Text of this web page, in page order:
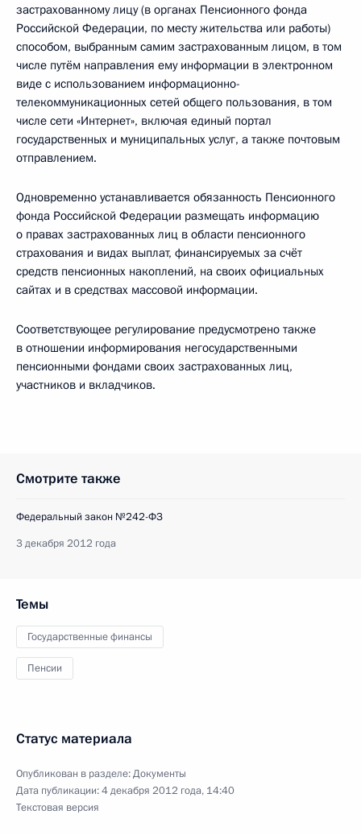
застрахованному лицу (в органах Пенсионного фонда
Российской Федерации, по месту жительства или работы)
способом, выбранным самим застрахованным лицом, в том
числе путём направления ему информации в электронном
виде с использованием информационно-
телекоммуникационных сетей общего пользования, в том
числе сети «Интернет», включая единый портал
государственных и муниципальных услуг, а также почтовым
отправлением.
Одновременно устанавливается обязанность Пенсионного
фонда Российской Федерации размещать информацию
о правах застрахованных лиц в области пенсионного
страхования и видах выплат, финансируемых за счёт
средств пенсионных накоплений, на своих официальных
сайтах и в средствах массовой информации.
Соответствующее регулирование предусмотрено также
в отношении информирования негосударственными
пенсионными фондами своих застрахованных лиц,
участников и вкладчиков.
Смотрите также
Федеральный закон №242-ФЗ
3 декабря 2012 года
Темы
Государственные финансы
Пенсии
Статус материала
Опубликован в разделе:Документы
Дата публикации:4 декабря 2012 года, 14:40
Текстовая версия